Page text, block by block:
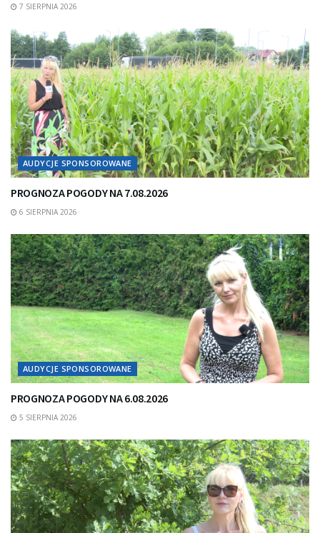
7 SIERPNIA 2026
AUDYCJE SPONSOROWANE
PROGNOZA POGODY NA 7.08.2026
6 SIERPNIA 2026
AUDYCJE SPONSOROWANE
PROGNOZA POGODY NA 6.08.2026
5 SIERPNIA 2026